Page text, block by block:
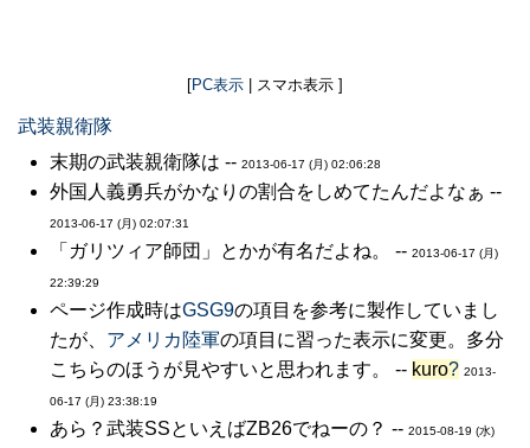
[PC表示 | スマホ表示 ]
武装親衛隊
末期の武装親衛隊は -- 2013-06-17 (月) 02:06:28
外国人義勇兵がかなりの割合をしめてたんだよなぁ --
2013-06-17 (月) 02:07:31
「ガリツィア師団」とかが有名だよね。 -- 2013-06-17 (月)
22:39:29
ページ作成時はGSG9の項目を参考に製作していまし
たが、 アメリカ陸軍の項目に習った表示に変更。多分
こちらのほうが見やすいと思われます。 -- kuro? 2013-
06-17 (月) 23:38:19
あら？武装SSといえばZB26でねーの？ -- 2015-08-19 (水)